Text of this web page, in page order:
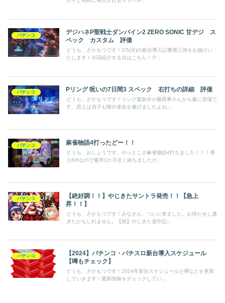
パチンコ
デジハネP聖戦士ダンバイン2 ZERO SONIC 甘デジ ス
ペック カスタム 評価
どうも、さかもつです！2/5(月)の新台導入記事第三弾をお届けい
たします！今回紹介する台はこちら！デ...
パチンコ Pリング 呪いの7日間3 スペック 右打ちの詳細 評価
どうも、さかもつです！リング最新作が藤商事さんから遂に登場で
す。思えば貞子も随分進化を遂げましたよね...
パチンコ 麻雀物語4打ったどー！！
どうも、おしょうです。やっとこさ麻雀物語4打ちました！！！導
入6/6なので最早1か月近く経ちましたが...
パチンコ
【絶好調！！】やじきたサントラ発売！！【急上
昇！！】
どうも、さかもつです！みなさん、ついに来ました。お待たせし過
ぎたかもしれません。【祝】やじきた道中記...
パチンコ
【2024】パチンコ・パチスロ新台導入スケジュール
【噂もチェック】
どうも、さかもつです！2024年新台スケジュールと噂などを更新
していきます！最新情報をチェックしてい...